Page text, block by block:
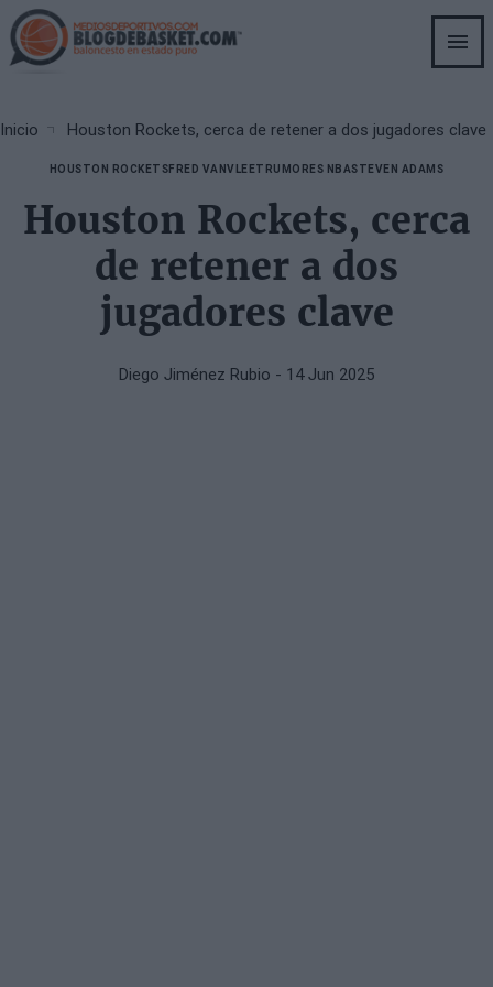
Skip
to
main
Breadcrumb
Inicio Houston Rockets, cerca de retener a dos jugadores clave
HOUSTON ROCKETSFRED VANVLEET RUMORES NBASTEVEN ADAMS
Houston Rockets, cerca
de retener a dos
jugadores clave
Diego Jiménez Rubio - 14 Jun 2025